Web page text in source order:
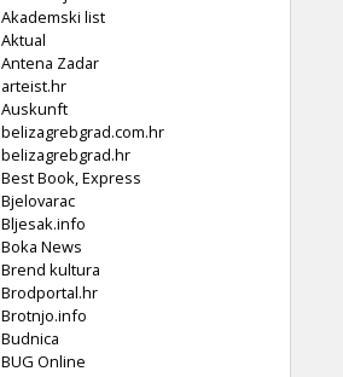
Akademski list
Aktual
Antena Zadar
arteist.hr
Auskunft
belizagrebgrad.com.hr
belizagrebgrad.hr
Best Book, Express
Bjelovarac
Bljesak.info
Boka News
Brend kultura
Brodportal.hr
Brotnjo.info
Budnica
BUG Online